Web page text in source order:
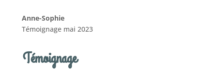
Anne-Sophie
Témoignage mai 2023
Témoignage